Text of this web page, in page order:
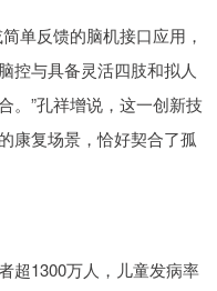
单反馈的脑机接口应用，
控与具备灵活四肢和拟人
。”孔祥增说，这一创新技
康复场景，恰好契合了孤
超1300万人，儿童发病率